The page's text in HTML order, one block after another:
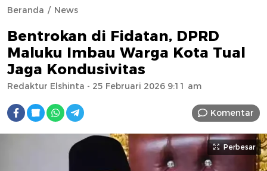
Beranda News
Bentrokan di Fidatan, DPRD
Maluku Imbau Warga Kota Tual
Jaga Kondusivitas
Redaktur Elshinta - 25 Februari 2026 9:11 am
Komentar
Perbesar